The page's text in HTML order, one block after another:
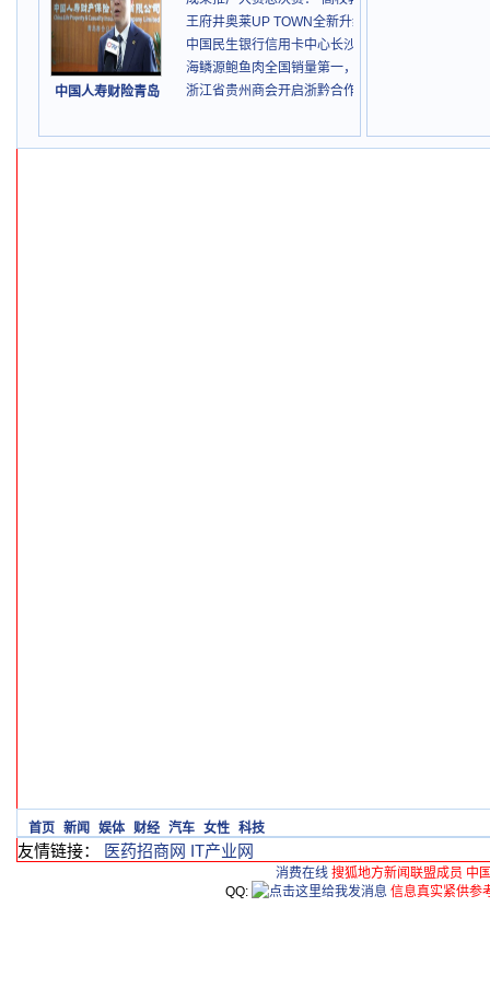
中国人寿财险青岛
王府井奥莱UP TOWN全新升级 12月22日元气奥莱
中国民生银行信用卡中心长沙分中心打击非法集资
海鳞源鲍鱼肉全国销量第一，发布活鲍鱼锁鲜技术
浙江省贵州商会开启浙黔合作新篇章
首页 新闻 娱体 财经 汽车 女性 科技
友情链接： 医药招商网 IT产业网
消费在线 搜狐地方新闻联盟成员 中
QQ:
信息真实紧供参